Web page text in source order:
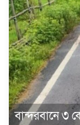
বান্দরবানে ৩